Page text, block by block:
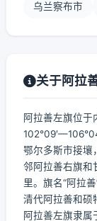
乌兰察布市
关于阿拉
阿拉善左旗位于
鄂尔多斯市接壤
邻阿拉善右旗和
里。旗名“阿拉
清代阿拉善和硕
阿拉善左旗隶属